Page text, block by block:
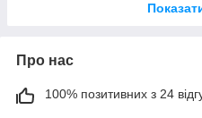
Про нас
100% позитивних з 24